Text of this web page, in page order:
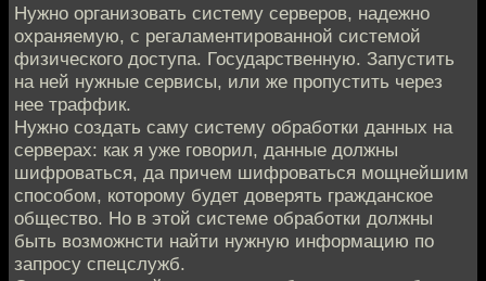
Нужно организовать систему серверов, надежно
охраняемую, с регаламентированной системой
физического доступа. Государственную. Запустить
на ней нужные сервисы, или же пропустить через
нее траффик.
Нужно создать саму систему обработки данных на
серверах: как я уже говорил, данные должны
шифроваться, да причем шифроваться мощнейшим
способом, которому будет доверять гражданское
общество. Но в этой системе обработки должны
быть возможнсти найти нужную информацию по
запросу спецслужб.